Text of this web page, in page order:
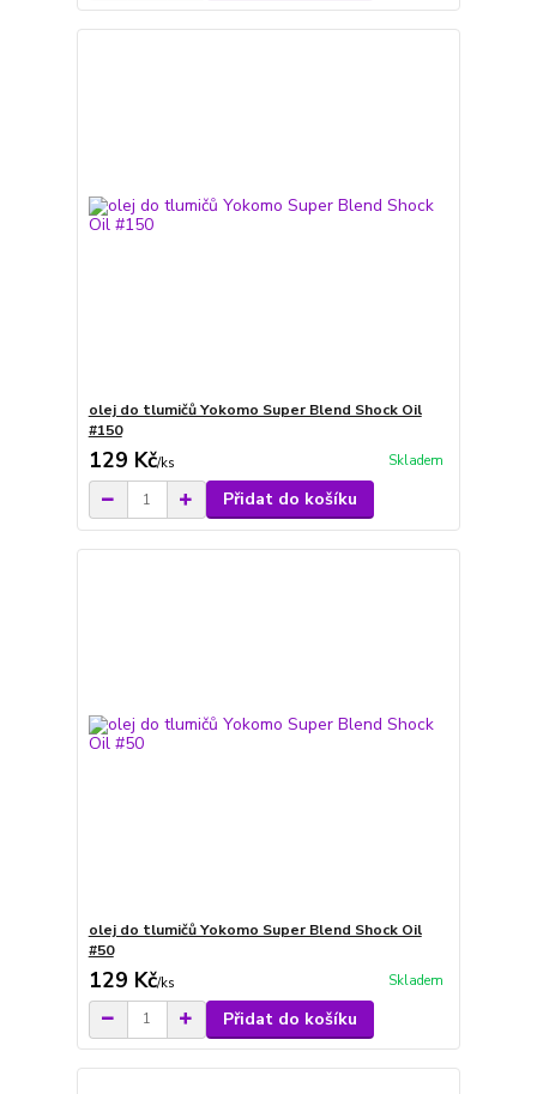
olej do tlumičů Yokomo Super Blend Shock Oil
#150
129 Kč/ks Skladem
Přidat do košíku
olej do tlumičů Yokomo Super Blend Shock Oil
#50
129 Kč/ks Skladem
Přidat do košíku